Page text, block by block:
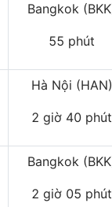
Bangkok
55 phút
Hà Nội (HAN)
2 giờ 40 phút
Bangkok
2 giờ 05 phút